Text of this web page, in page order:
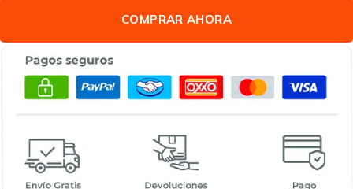
COMPRAR AHORA